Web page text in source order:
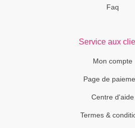
Faq
Service aux
Mon compte
Page de
Centre d'aide
Termes &